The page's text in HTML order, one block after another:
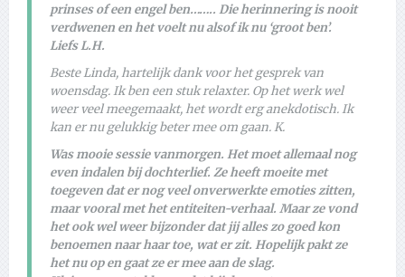
prinses of een engel ben…….. Die herinnering is nooit
verdwenen en het voelt nu alsof ik nu ‘groot ben’.
Liefs L.H.
Beste Linda, hartelijk dank voor het gesprek van
woensdag. Ik ben een stuk relaxter. Op het werk wel
weer veel meegemaakt, het wordt erg anekdotisch. Ik
kan er nu gelukkig beter mee om gaan. K.
Was mooie sessie vanmorgen. Het moet allemaal nog
even indalen bij dochterlief. Ze heeft moeite met
toegeven dat er nog veel onverwerkte emoties zitten,
maar vooral met het entiteiten-verhaal. Maar ze vond
het ook wel weer bijzonder dat jij alles zo goed kon
benoemen naar haar toe, wat er zit. Hopelijk pakt ze
het nu op en gaat ze er mee aan de slag.